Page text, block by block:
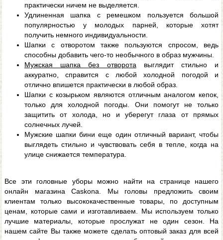
практически ничем не выделяется.
Удлиненная шапка с ремешком пользуется большой
популярностью у молодых парней, которые хотят
получить немного индивидуальности.
Шапки с отворотом также пользуются спросом, ведь
способны добавить чего-то необычного в образ мужчины.
Мужская шапка без отворотавыглядит стильно и
аккуратно, справится с любой холодной погодой и
отлично впишется практически в любой образ.
Шапки с козырьком являются отличным аналогом кепок,
только для холодной погоды. Они помогут не только
защитить от холода, но и уберегут глаза от прямых
солнечных лучей.
Мужские шапки бини еще один отличный вариант, чтобы
выглядеть стильно и чувствовать себя в тепле, когда на
улице снижается температура.
Все эти головные уборы можно найти на странице нашего
онлайн магазина Caskona. Мы головы предложить своим
клиентам только высококачественные товары, по доступным
ценам, которые сами и изготавливаем. Мы используем только
лучшие материалы, которые прослужат не один сезон. На
нашем сайте Вы также можете сделать оптовый заказ для всей